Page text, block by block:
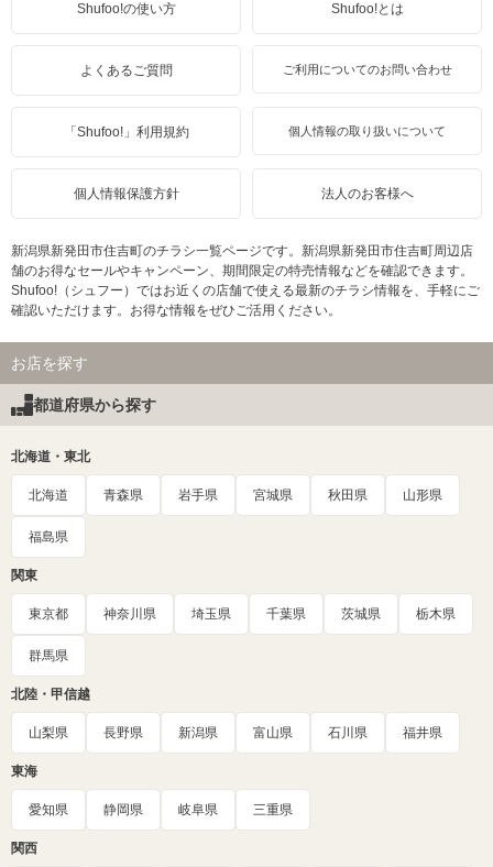
Shufoo!の使い方 Shufoo!とは
よくあるご質問 ご利用についてのお問い合わせ
「Shufoo!」利用規約 個人情報の取り扱いについて
個人情報保護方針 法人のお客様へ
新潟県新発田市住吉町のチラシ一覧ページです。新潟県新発田市住吉町周辺店
舗のお得なセールやキャンペーン、期間限定の特売情報などを確認できます。
Shufoo!（シュフー）ではお近くの店舗で使える最新のチラシ情報を、手軽にご
確認いただけます。お得な情報をぜひご活用ください。
お店を探す
都道府県から探す
北海道・東北
北海道 青森県 岩手県 宮城県 秋田県 山形県
福島県
関東
東京都 神奈川県 埼玉県 千葉県 茨城県 栃木県
群馬県
北陸・甲信越
山梨県 長野県 新潟県 富山県 石川県 福井県
東海
愛知県 静岡県 岐阜県 三重県
関西